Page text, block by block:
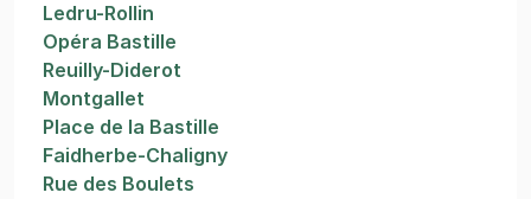
Ledru-Rollin
Opéra Bastille
Reuilly-Diderot
Montgallet
Place de la Bastille
Faidherbe-Chaligny
Rue des Boulets